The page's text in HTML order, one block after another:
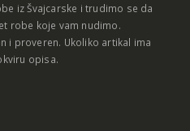
iz Švajcarske i trudimo se da
robe koje vam nudimo.
i proveren. Ukoliko artikal ima
opisa.